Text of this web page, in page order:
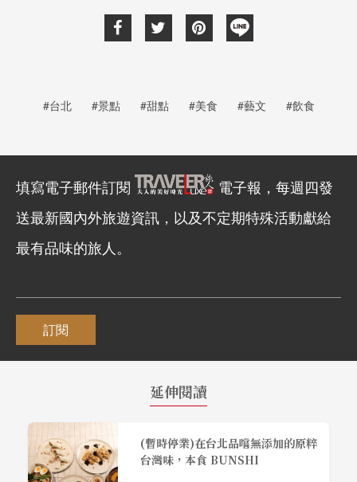
#台北 #景點 #甜點 #美食 #藝文 #飲食
填寫電子郵件訂閱
電子報，每週四發
送最新國內外旅遊資訊，以及不定期特殊活動獻給
最有品味的旅人。
訂閱
延伸閱讀
(暫時停業)在台北品嚐無添加的原粹
台灣味，本食 BUNSHI